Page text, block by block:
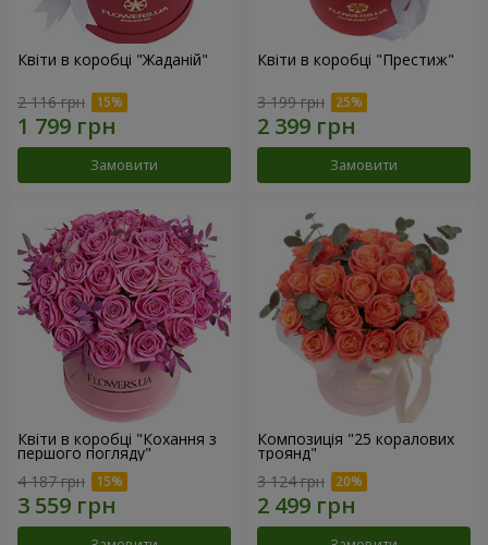
Квіти в коробці "Жаданій"
2 116 грн
Замовити
Квіти в коробці "Престиж"
3 199 грн
Замовити
Квіти в коробці "Кохання з
першого погляду"
4 187 грн
Композиція "25 коралових
троянд"
3 124 грн